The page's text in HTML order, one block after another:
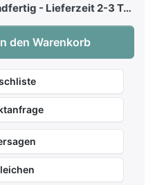
- Lieferzeit 2-3 Tage
Collection 76 zu 14,50 €,
den Warenkorb